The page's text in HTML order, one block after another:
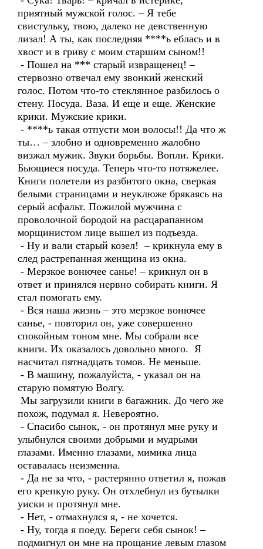
приятный мужской голос. – Я тебе
свистульку, твою, далеко не девственную
лизал! А ты, как последняя ****ь еблась и в
хвост и в гриву с моим старшим сыном!!
- Пошел на *** старый извращенец! –
стервозно отвечал ему звонкий женский
голос. Потом что-то стеклянное разбилось о
стену. Посуда. Ваза. И еще и еще. Женские
крики. Мужские крики.
- ****ь такая отпусти мои волосы!! Да что ж
ты… – злобно и одновременно жалобно
визжал мужик. Звуки борьбы. Вопли. Крики.
Бьющиеся посуда. Теперь что-то потяжелее.
Книги полетели из разбитого окна, сверкая
белыми страницами и неуклюже брякаясь на
серый асфальт. Пожилой мужчина с
проволочной бородой на расцарапанном
морщинистом лице вышел из подъезда.
- Ну и вали старый козел! – крикнула ему в
след растрепанная женщина из окна.
- Мерзкое вонючее санье! – крикнул он в
ответ и принялся нервно собирать книги. Я
стал помогать ему.
- Вся наша жизнь – это мерзкое вонючее
санье, - повторил он, уже совершенно
спокойным тоном мне. Мы собрали все
книги. Их оказалось довольно много. Я
насчитал пятнадцать томов. Не меньше.
- В машину, пожалуйста, - указал он на
старую помятую Волгу.
Мы загрузили книги в багажник. До чего же
похож, подумал я. Невероятно.
- Спасибо сынок, - он протянул мне руку и
улыбнулся своими добрыми и мудрыми
глазами. Именно глазами, мимика лица
оставалась неизменна.
- Да не за что, - растерянно ответил я, пожав
его крепкую руку. Он отхлебнул из бутылки
уиски и протянул мне.
- Нет, - отмахнулся я, - не хочется.
- Ну, тогда я поеду. Береги себя сынок! –
подмигнул он мне на прощание левым глазом